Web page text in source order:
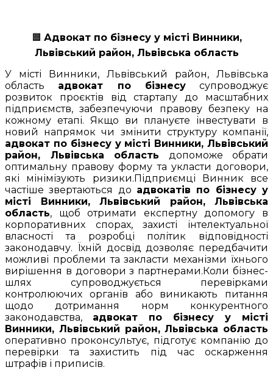
🟧 Адвокат по бізнесу у місті Винники,
Львівський район, Львівська область
У місті Винники, Львівський район, Львівська
область адвокат по бізнесусупроводжує
розвиток проєктів від стартапу до масштабних
підприємств, забезпечуючи правову безпеку на
кожному етапі. Якщо ви плануєте інвестувати в
новий напрямок чи змінити структуру компанії,
адвокат по бізнесу у місті Винники, Львівський
район, Львівська область допоможе обрати
оптимальну правову форму та укласти договори,
які мінімізують ризики.Підприємці Винник все
частіше звертаються до адвокатів по бізнесу у
місті Винники, Львівський район, Львівська
область, щоб отримати експертну допомогу в
корпоративних спорах, захисті інтелектуальної
власності та розробці політик відповідності
законодавчу. Їхній досвід дозволяє передбачити
можливі проблеми та закласти механізми їхнього
вирішення в договори з партнерами.Коли бізнес-
шлях супроводжується перевірками
контролюючих органів або виникають питання
щодо дотримання норм конкурентного
законодавства, адвокат по бізнесу у місті
Винники, Львівський район, Львівська область
оперативно проконсультує, підготує компанію до
перевірки та захистить під час оскарження
штрафів і приписів.